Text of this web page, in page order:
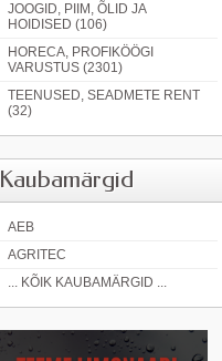
JOOGID, PIIM, ÕLID JA
HOIDISED (106)
HORECA, PROFIKÖÖGI
VARUSTUS (2301)
TEENUSED, SEADMETE RENT
(32)
Kaubamärgid
AEB
AGRITEC
... KÕIK KAUBAMÄRGID ...